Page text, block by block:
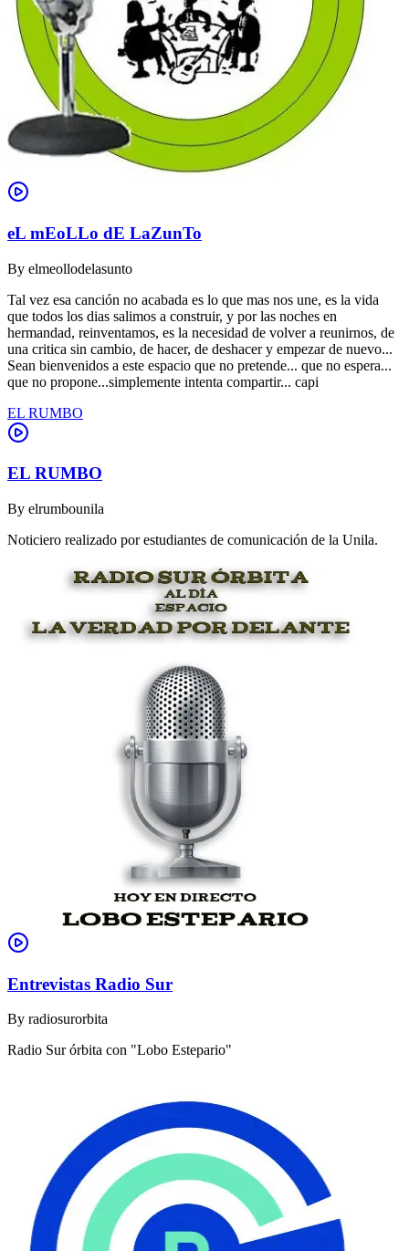
eL mEoLLo dE LaZunTo
By elmeollodelasunto
Tal vez esa canción no acabada es lo que mas nos une, es la vida
que todos los dias salimos a construir, y por las noches en
hermandad, reinventamos, es la necesidad de volver a reunirnos, de
una critica sin cambio, de hacer, de deshacer y empezar de nuevo...
Sean bienvenidos a este espacio que no pretende... que no espera...
que no propone...simplemente intenta compartir... capi
EL RUMBO
EL RUMBO
By elrumbounila
Noticiero realizado por estudiantes de comunicación de la Unila.
Entrevistas Radio Sur
By radiosurorbita
Radio Sur órbita con "Lobo Estepario"